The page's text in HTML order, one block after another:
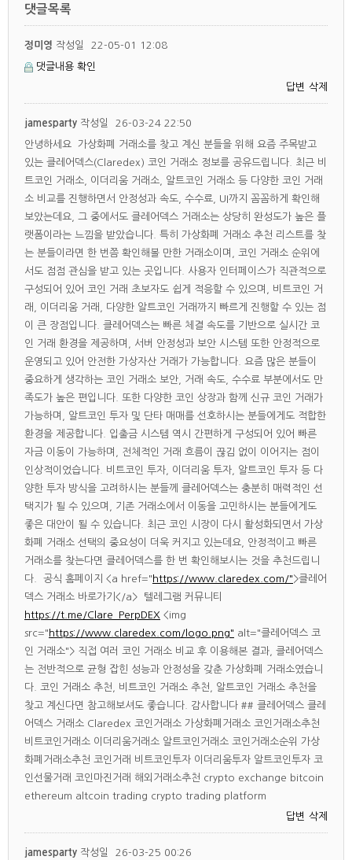
댓글목록
정미영 작성일 22-05-01 12:08
댓글내용 확인
답변 삭제
jamesparty 작성일 26-03-24 22:50
안녕하세요 가상화폐 거래소를 찾고 계신 분들을 위해 요즘 주목받고
있는 클레어덱스(Claredex) 코인 거래소 정보를 공유드립니다. 최근 비
트코인 거래소, 이더리움 거래소, 알트코인 거래소 등 다양한 코인 거래
소 비교를 진행하면서 안정성과 속도, 수수료, UI까지 꼼꼼하게 확인해
보았는데요, 그 중에서도 클레어덱스 거래소는 상당히 완성도가 높은 플
랫폼이라는 느낌을 받았습니다. 특히 가상화폐 거래소 추천 리스트를 찾
는 분들이라면 한 번쯤 확인해볼 만한 거래소이며, 코인 거래소 순위에
서도 점점 관심을 받고 있는 곳입니다. 사용자 인터페이스가 직관적으로
구성되어 있어 코인 거래 초보자도 쉽게 적응할 수 있으며, 비트코인 거
래, 이더리움 거래, 다양한 알트코인 거래까지 빠르게 진행할 수 있는 점
이 큰 장점입니다. 클레어덱스는 빠른 체결 속도를 기반으로 실시간 코
인 거래 환경을 제공하며, 서버 안정성과 보안 시스템 또한 안정적으로
운영되고 있어 안전한 가상자산 거래가 가능합니다. 요즘 많은 분들이
중요하게 생각하는 코인 거래소 보안, 거래 속도, 수수료 부분에서도 만
족도가 높은 편입니다. 또한 다양한 코인 상장과 함께 신규 코인 거래가
가능하며, 알트코인 투자 및 단타 매매를 선호하시는 분들에게도 적합한
환경을 제공합니다. 입출금 시스템 역시 간편하게 구성되어 있어 빠른
자금 이동이 가능하며, 전체적인 거래 흐름이 끊김 없이 이어지는 점이
인상적이었습니다. 비트코인 투자, 이더리움 투자, 알트코인 투자 등 다
양한 투자 방식을 고려하시는 분들께 클레어덱스는 충분히 매력적인 선
택지가 될 수 있으며, 기존 거래소에서 이동을 고민하시는 분들에게도
좋은 대안이 될 수 있습니다. 최근 코인 시장이 다시 활성화되면서 가상
화폐 거래소 선택의 중요성이 더욱 커지고 있는데요, 안정적이고 빠른
거래소를 찾는다면 클레어덱스를 한 번 확인해보시는 것을 추천드립니
다. 공식 홈페이지 <a href=" https://www.claredex.com/">클레어
덱스 거래소 바로가기</a> 텔레그램 커뮤니티
https://t.me/Clare_PerpDEX <img
src=" https://www.claredex.com/logo.png" alt="클레어덱스 코
인 거래소"> 직접 여러 코인 거래소 비교 후 이용해본 결과, 클레어덱스
는 전반적으로 균형 잡힌 성능과 안정성을 갖춘 가상화폐 거래소였습니
다. 코인 거래소 추천, 비트코인 거래소 추천, 알트코인 거래소 추천을
찾고 계신다면 참고해보셔도 좋습니다. 감사합니다 ## 클레어덱스 클레
어덱스 거래소 Claredex 코인거래소 가상화폐거래소 코인거래소추천
비트코인거래소 이더리움거래소 알트코인거래소 코인거래소순위 가상
화폐거래소추천 코인거래 비트코인투자 이더리움투자 알트코인투자 코
인선물거래 코인마진거래 해외거래소추천 crypto exchange bitcoin
ethereum altcoin trading crypto trading platform
답변 삭제
jamesparty 작성일 26-03-25 00:26